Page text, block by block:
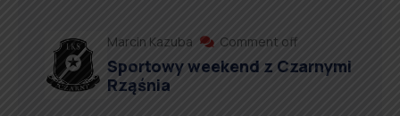
Marcin Kazuba Comment off
Sportowy weekend z Czarnymi
Rząśnia